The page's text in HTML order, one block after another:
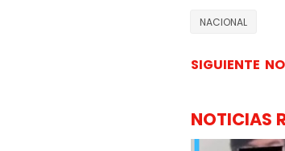
NACIONAL
SIGUIENTE
NOTICIAS